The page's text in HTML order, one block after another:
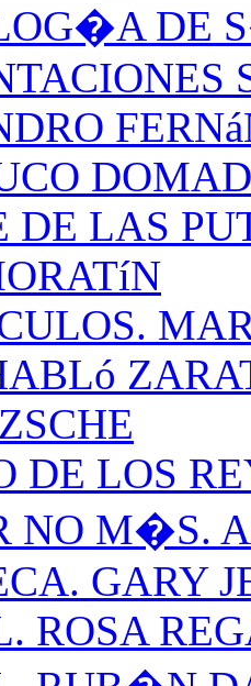
DE
DE LAS
DE LOS
NO M�S.
GARY
ROSA